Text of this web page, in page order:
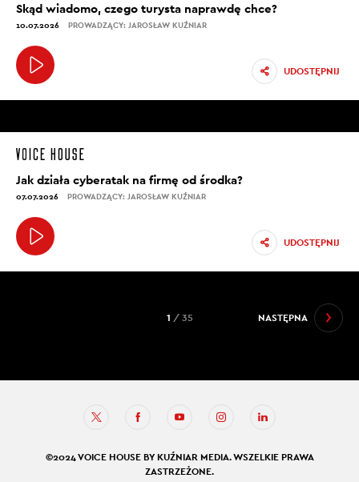
Skąd wiadomo, czego turysta naprawdę chce?
10.07.2026 PROWADZĄCY: JAROSŁAW KUŹNIAR
UDOSTĘPNIJ
Jak działa cyberatak na firmę od środka?
07.07.2026 PROWADZĄCY: JAROSŁAW KUŹNIAR
UDOSTĘPNIJ
NASTĘPNA
1 / 35
©2024 VOICE HOUSE BY KUŹNIAR MEDIA. WSZELKIE PRAWA
ZASTRZEŻONE.